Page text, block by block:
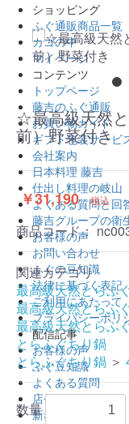
ショッピング
ふぐ通販商品一覧
カゴの中
マイページ
コンテンツ
トップページ
藤吉のふぐ通販
お買い物ガイド
ギフト包装サービ
会社案内
日本料理 藤吉
仕出し料理の岐山
よくある質問と回
藤吉グループの衛
お客様の声
お問い合わせ
ふぐの豆知識
法律に基づく表記
ご利用にあたって
プライバシーポリ
配信記事
お客様の声
ふぐ豆知識
よくある質問
店長のひとりごと
新着お知らせ
☆最高級天然
前）野菜付き
￥31,190 税込
商品コード：
関連カテゴリ
最高級天然とらふ
最高級天然とらふ
最高級天然とらふ
とらふぐちり鍋
とらふぐちり鍋 ＞
数量